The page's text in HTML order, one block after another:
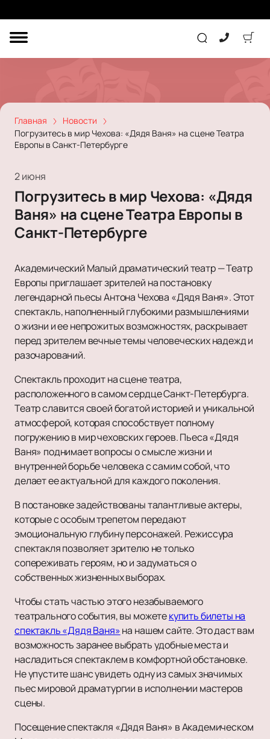
ДРУГОЕ
ПОДАРОЧНЫЕ
Экскурсия
Сертификат
Концерт
Классика
Оркестр
Фестиваль
Шоу
Инди
Танцевальное шоу
Новогодние концерты
Литературные чтения
Новогоднее шоу
Романс
Детям
Детский спектакль
Сказка
Музыкальная сказка
Детский мюзикл
Детский квест
Театр
Драма
Спектакль
Балет
Пьеса
Музыкальный спектакль
Моноспектакль
Трагикомедия
Оперетта
Танцевальный спектакль
Пластический спектакль
Рок-опера
Экспериментальный театр
Детектив
Иммерсивный спектакль
Афиша и Билеты
Театры
Новости
Балет ЩелкунчикТеатр балета Б. Эйфмана «Чайка. Балетная
VIP-Билеты
Гастроли
Подарочные сертификаты
Щелкунчик
Балет Эйфмана «Преступление и наказание»
Гастроли Театра Чехова
Главная
Новости
Погрузитесь в мир Чехова: «Дядя Ваня» на сцене Театра
Европы в Санкт-Петербурге
2 июня
Погрузитесь в мир Чехова: «Дядя
Ваня» на сцене Театра Европы в
Санкт-Петербурге
Академический Малый драматический театр — Театр
Европы приглашает зрителей на постановку
легендарной пьесы Антона Чехова «Дядя Ваня». Этот
спектакль, наполненный глубокими размышлениями
о жизни и ее непрожитых возможностях, раскрывает
перед зрителем вечные темы человеческих надежд и
разочарований.
Спектакль проходит на сцене театра,
расположенного в самом сердце Санкт-Петербурга.
Театр славится своей богатой историей и уникальной
атмосферой, которая способствует полному
погружению в мир чеховских героев. Пьеса «Дядя
Ваня» поднимает вопросы о смысле жизни и
внутренней борьбе человека с самим собой, что
делает ее актуальной для каждого поколения.
В постановке задействованы талантливые актеры,
которые с особым трепетом передают
эмоциональную глубину персонажей. Режиссура
спектакля позволяет зрителю не только
сопереживать героям, но и задуматься о
собственных жизненных выборах.
Чтобы стать частью этого незабываемого
театрального события, вы можетекупить билеты на
спектакль «Дядя Ваня»на нашем сайте. Это даст вам
возможность заранее выбрать удобные места и
насладиться спектаклем в комфортной обстановке.
Не упустите шанс увидеть одну из самых значимых
пьес мировой драматургии в исполнении мастеров
сцены.
Посещение спектакля «Дядя Ваня» в Академическом